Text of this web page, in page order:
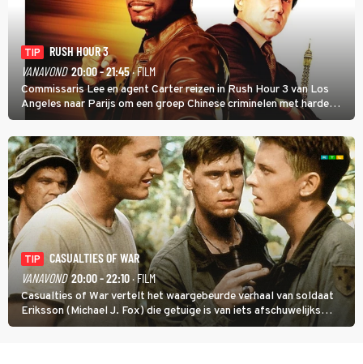
TIP
RUSH HOUR 3
VANAVOND 20:00 - 21:45· FILM
Commissaris Lee en agent Carter reizen in Rush Hour 3 van Los
Angeles naar Parijs om een groep Chinese criminelen met harde
hand aan te pakken.
TIP
CASUALTIES OF WAR
VANAVOND 20:00 - 22:10· FILM
Casualties of War vertelt het waargebeurde verhaal van soldaat
Eriksson (Michael J. Fox) die getuige is van iets afschuwelijks
tijdens de Vietnamoorlog. Hij besluit uit de school te klappen.